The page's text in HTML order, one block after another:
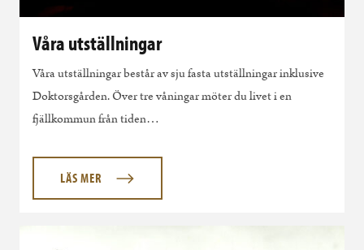
Våra utställningar
Våra utställningar består av sju fasta utställningar inklusive
Doktorsgården. Över tre våningar möter du livet i en
fjällkommun från tiden…
LÄS MER